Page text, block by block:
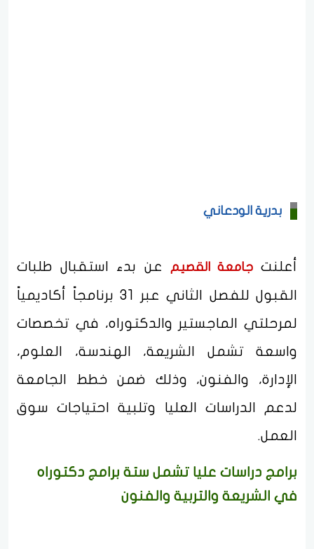
بدرية الودعاني
أعلنتجامعة القصيم
عن بدء استقبال طلبات
القبول للفصل الثاني عبر 31 برنامجاً أكاديمياً
لمرحلتي الماجستير والدكتوراه، في تخصصات
واسعة تشمل الشريعة، الهندسة، العلوم،
الإدارة، والفنون، وذلك ضمن خطط الجامعة
لدعم الدراسات العليا وتلبية احتياجات سوق
العمل.
برامج دراسات عليا تشمل ستة برامج دكتوراه
في الشريعة والتربية والفنون